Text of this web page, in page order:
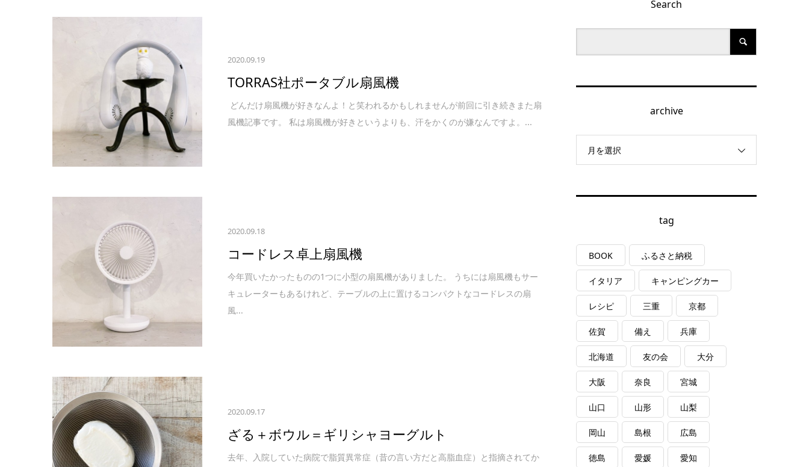
2020.09.19
TORRAS社ポータブル扇風機
どんだけ扇風機が好きなんよ！と笑われるかもしれませんが前回に引き続きまた扇
風機記事です。 私は扇風機が好きというよりも、汗をかくのが嫌なんですよ。...
2020.09.18
コードレス卓上扇風機
今年買いたかったものの1つに小型の扇風機がありました。 うちには扇風機もサー
キュレーターもあるけれど、テーブルの上に置けるコンパクトなコードレスの扇
風...
2020.09.17
ざる＋ボウル＝ギリシャヨーグルト
去年、入院していた病院で脂質異常症（昔の言い方だと高脂血症）と指摘されてか
Search
archive
月を選択
tag
BOOK ふるさと納税
イタリア キャンピングカー
レシピ 三重 京都
佐賀 備え 兵庫
北海道 友の会 大分
大阪 奈良 宮城
山口 山形 山梨
岡山 島根 広島
徳島 愛媛 愛知